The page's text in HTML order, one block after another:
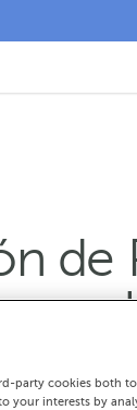
de
19
party cookies both
your interests by